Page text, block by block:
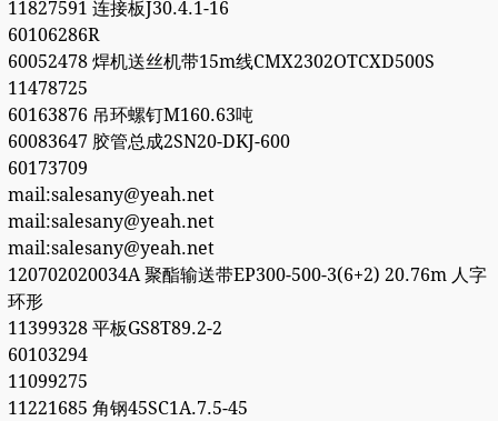
11827591 连接板J30.4.1-16
60106286R
60052478 焊机送丝机带15m线CMX2302OTCXD500S
11478725
60163876 吊环螺钉M160.63吨
60083647 胶管总成2SN20-DKJ-600
60173709
mail:salesany@yeah.net
mail:salesany@yeah.net
mail:salesany@yeah.net
120702020034A 聚酯输送带EP300-500-3(6+2) 20.76m 人字
环形
11399328 平板GS8T89.2-2
60103294
11099275
11221685 角钢45SC1A.7.5-45